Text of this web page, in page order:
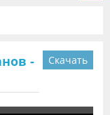
-
Скачать